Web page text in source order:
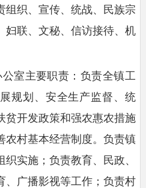
组织、宣传、统战、民族宗
妇联、文秘、信访接待、机
室主要职责：负责全镇工
规划、安全生产监督、统
贫开发政策和强农惠农措施
农村基本经营制度。负责镇
实施；负责教育、民政、
、广播影视等工作；负责村